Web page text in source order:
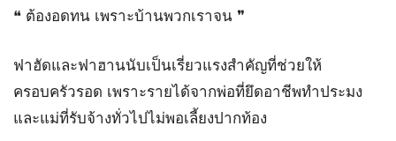
❝ ต้องอดทน เพราะบ้านพวกเราจน ❞
ฟาฮัดและฟาฮานนับเป็นเรี่ยวแรงสำคัญที่ช่วยให้
ครอบครัวรอด เพราะรายได้จากพ่อที่ยึดอาชีพทำประมง
และแม่ที่รับจ้างทั่วไปไม่พอเลี้ยงปากท้อง